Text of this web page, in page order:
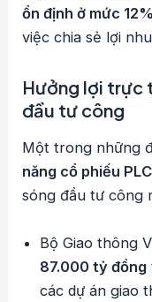
ổn định ở mức 12%
việc chia sẻ lợi
Hưởng lợi trực
đầu tư công
Một trong những
năng cổ phiếu PLC
sóng đầu tư công
Bộ Giao thông
87.000 tỷ đồng
các dự án giao